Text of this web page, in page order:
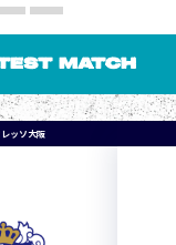
MATCH
ッソ大阪